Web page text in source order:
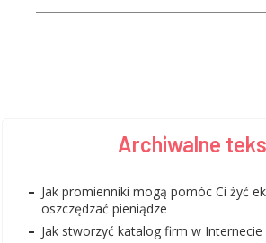
Archiwalne
Jak promienniki mogą pomóc Ci żyć
oszczędzać pieniądze
Jak stworzyć katalog firm w